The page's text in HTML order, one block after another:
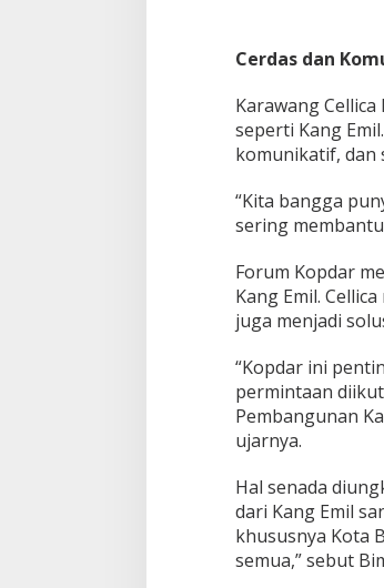
Cerdas dan
Karawang
seperti Kang
komunikatif, dan
“Kita bangga
sering membantu
Forum Kopdar
Kang Emil.
juga menjadi
“Kopdar ini
permintaan
Pembangunan
ujarnya.
Hal senada
dari Kang Emil
khususnya Kota
semua,” sebut